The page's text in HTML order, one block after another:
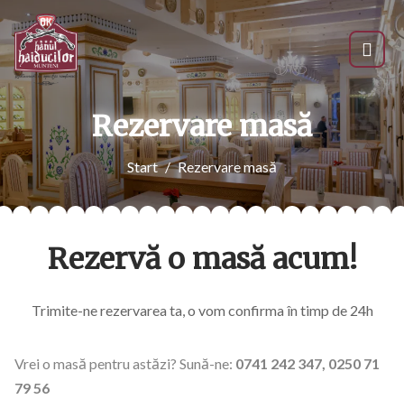
Rezervare masă
Start Rezervare masă
Rezervă o masă acum!
Trimite-ne rezervarea ta, o vom confirma în timp de 24h
Vrei o masă pentru astăzi? Sună-ne: 0741 242 347, 0250 71
79 56